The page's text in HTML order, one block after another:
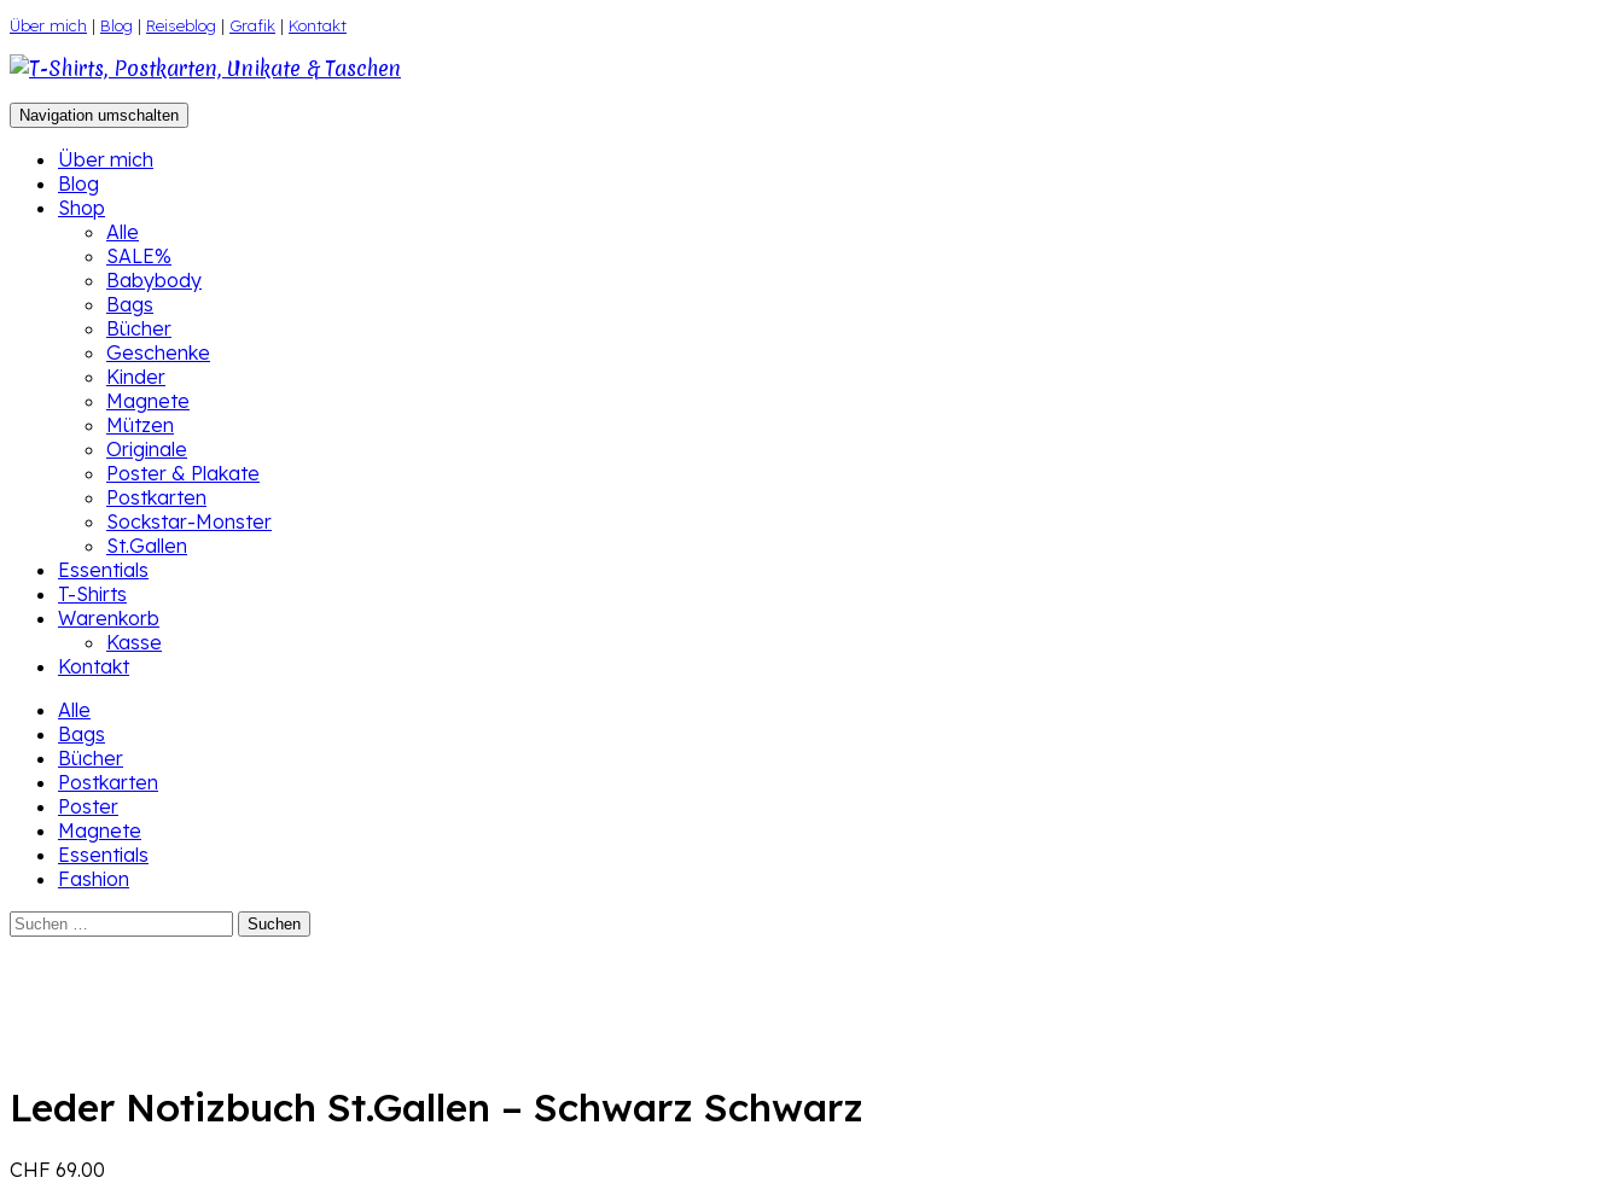
Zum
Inhalt
springen
Über mich | Blog | Reiseblog | Grafik | Kontakt
Navigation umschalten
Über mich
Blog
Shop
Alle
SALE%
Babybody
Bags
Bücher
Geschenke
Kinder
Magnete
Mützen
Originale
Poster & Plakate
Postkarten
Sockstar-Monster
St.Gallen
Essentials
T-Shirts
Warenkorb
Kasse
Kontakt
Alle
Bags
Bücher
Postkarten
Poster
Magnete
Essentials
Fashion
Suchen
Leder Notizbuch St.Gallen – Schwarz Schwarz
CHF 69.00